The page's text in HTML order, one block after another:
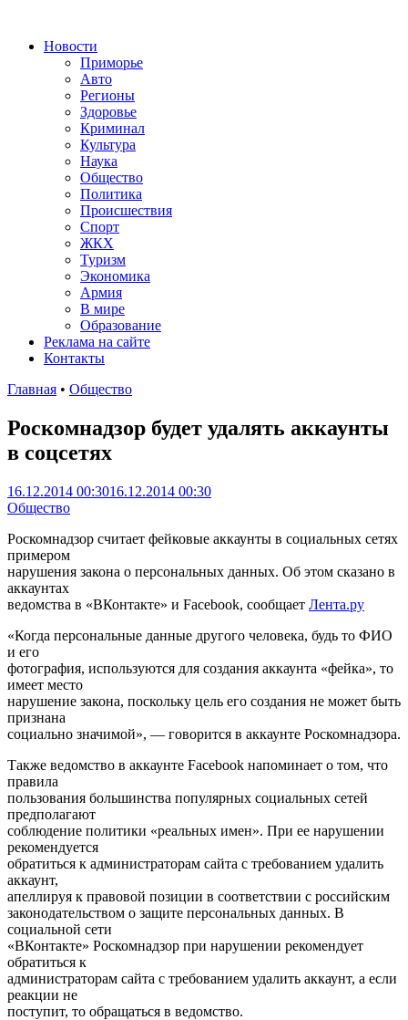
Новости
Приморье
Авто
Регионы
Здоровье
Криминал
Культура
Наука
Общество
Политика
Происшествия
Спорт
ЖКХ
Туризм
Экономика
Армия
В мире
Образование
Реклама на сайте
Контакты
Главная • Общество
Роскомнадзор будет удалять аккаунты
в соцсетях
16.12.2014 00:3016.12.2014 00:30
Общество
Роскомнадзор считает фейковые аккаунты в социальных сетях
примером
нарушения закона о персональных данных. Об этом сказано в
аккаунтах
ведомства в «ВКонтакте» и Facebook, сообщает Лента.ру
«Когда персональные данные другого человека, будь то ФИО
и его
фотография, используются для создания аккаунта «фейка», то
имеет место
нарушение закона, поскольку цель его создания не может быть
признана
социально значимой», — говорится в аккаунте Роскомнадзора.
Также ведомство в аккаунте Facebook напоминает о том, что
правила
пользования большинства популярных социальных сетей
предполагают
соблюдение политики «реальных имен». При ее нарушении
рекомендуется
обратиться к администраторам сайта с требованием удалить
аккаунт,
апеллируя к правовой позиции в соответствии с российским
законодательством о защите персональных данных. В
социальной сети
«ВКонтакте» Роскомнадзор при нарушении рекомендует
обратиться к
администраторам сайта с требованием удалить аккаунт, а если
реакции не
поступит, то обращаться в ведомство.